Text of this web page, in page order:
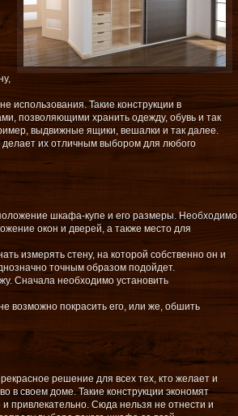
использования. Такие конструкции в
позволяющими хранить одежду, обувь и так
выдвижные ящики, вешалки и так далее.
их отличным выбором для любого
шкафа-купе и его размеры. Необходимо
окон и дверей, а также место для
измерять стену, на которой собственно он и
точным образом подойдет.
Сначала необходимо установить
возможно покрасить его, или же, обшить
решение для всех тех, кто желает и
в своем доме. Такие конструкции экономят
привлекательно. Сюда нельзя не отнести и